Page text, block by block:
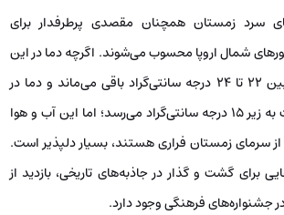
سرد زمستان همچنان مقصدی پرطرفدار برای
شمال اروپا محسوب می‌شوند. اگرچه دما در این
فصل به طور متوسط بین ۲۲ تا ۲۴ درجه سانتی‌گراد باقی می‌ماند و دما در
سردترین روزها به ندرت به زیر ۱۵ درجه‌ سانتی‌گراد می‌رسد؛ اما این آب و هوا
از سرمای زمستان فراری هستند، بسیار دلپذیر است.
برای گشت و گذار در جاذبه‌های تاریخی، بازدید از
جشنواره‌های فرهنگی وجود دارد.